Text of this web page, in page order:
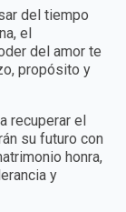
del tiempo
el
del amor te
propósito y
recuperar el
su futuro con
honra,
y